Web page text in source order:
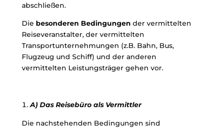
abschließen.
Die besonderen Bedingungen der vermittelten
Reiseveranstalter, der vermittelten
Transportunternehmungen (z.B. Bahn, Bus,
Flugzeug und Schiff) und der anderen
vermittelten Leistungsträger gehen vor.
A) Das Reisebüro als Vermittler
Die nachstehenden Bedingungen sind